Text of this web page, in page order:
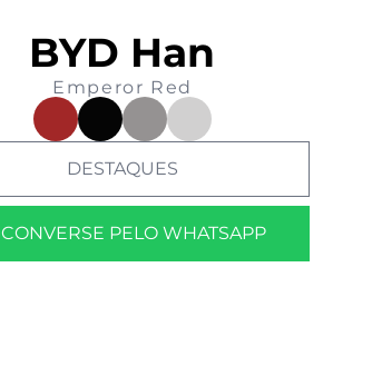
BYD Han
Emperor Red
DESTAQUES
CONVERSE PELO WHATSAPP